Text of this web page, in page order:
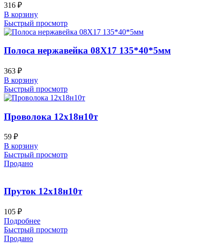
316 ₽
В корзину
Быстрый просмотр
Полоса нержавейка 08Х17 135*40*5мм
363 ₽
В корзину
Быстрый просмотр
Проволока 12х18н10т
59 ₽
В корзину
Быстрый просмотр
Продано
Пруток 12х18н10т
105 ₽
Подробнее
Быстрый просмотр
Продано